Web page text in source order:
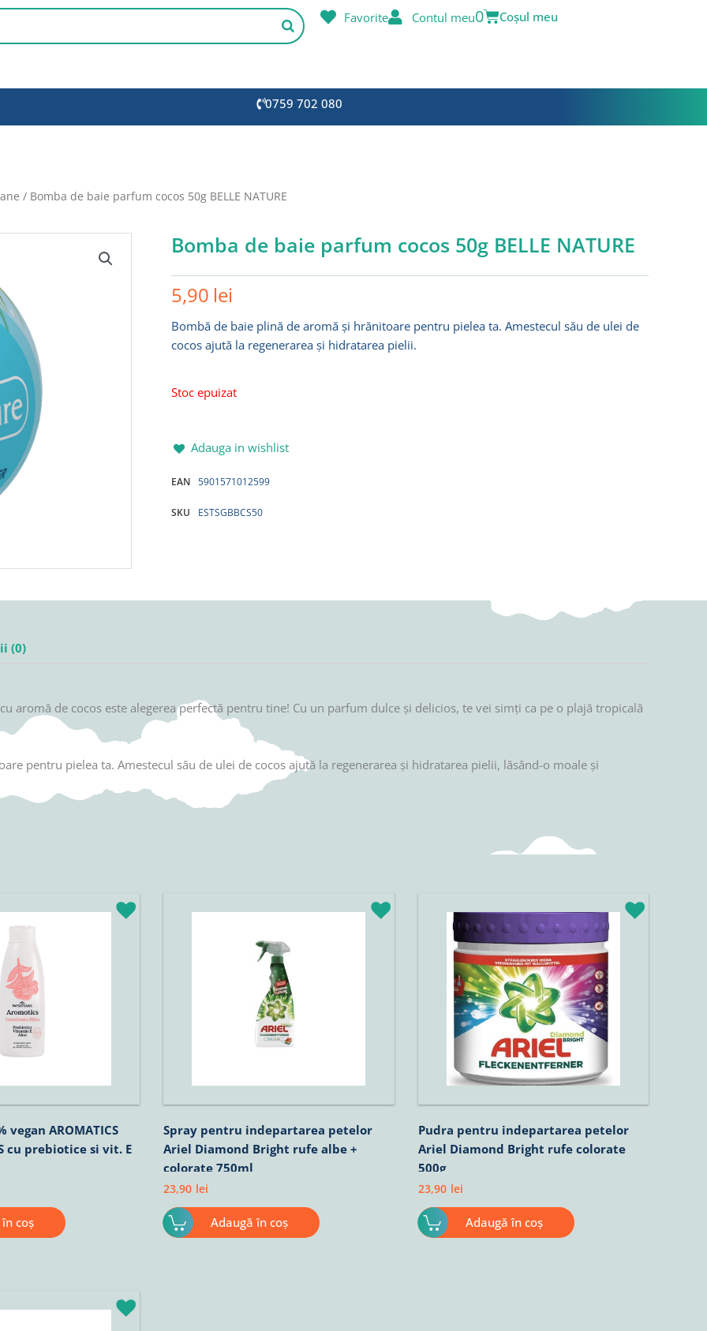
Favorite Contul meu0
Cart
0759 702 080
/ Bomba de baie parfum cocos 50g BELLE NATURE
Bomba de baie parfum cocos 50g BELLE NATURE
5,90 lei
Bombă de baie plină de aromă și hrănitoare pentru pielea ta. Amestecul său de ulei de
cocos ajută la regenerarea și hidratarea pielii.
Stoc epuizat
Adauga in wishlist
EAN 5901571012599
SKU ESTSGBBCS50
(0)
aromă de cocos este alegerea perfectă pentru tine! Cu un parfum dulce și delicios, te vei simți ca pe o plajă tropicală
pentru pielea ta. Amestecul său de ulei de cocos ajută la regenerarea și hidratarea pielii, lăsând-o moale și
vegan AROMATICS
cu prebiotice si vit. E
este:
15,22lei.
coș
Spray pentru indepartarea petelor
Ariel Diamond Bright rufe albe +
colorate 750ml
23,90 lei
Adaugă în coș
Pudra pentru indepartarea petelor
Ariel Diamond Bright rufe colorate
500g
23,90 lei
Adaugă în coș